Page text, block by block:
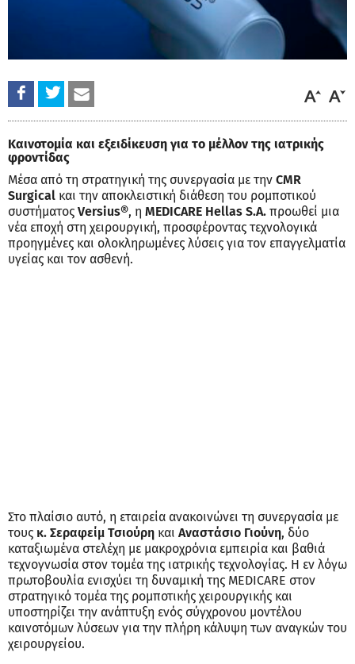
Καινοτομία και εξειδίκευση για το μέλλον της ιατρικής
φροντίδας
Μέσα από τη στρατηγική της συνεργασία με την CMR
Surgical και την αποκλειστική διάθεση του ρομποτικού
συστήματος Versius®, η MEDICARE Hellas S.A. προωθεί μια
νέα εποχή στη χειρουργική, προσφέροντας τεχνολογικά
προηγμένες και ολοκληρωμένες λύσεις για τον επαγγελματία
υγείας και τον ασθενή.
Στο πλαίσιο αυτό, η εταιρεία ανακοινώνει τη συνεργασία με
τους κ. Σεραφείμ Τσιούρη και Αναστάσιο Γιούνη, δύο
καταξιωμένα στελέχη με μακροχρόνια εμπειρία και βαθιά
τεχνογνωσία στον τομέα της ιατρικής τεχνολογίας. Η εν λόγω
πρωτοβουλία ενισχύει τη δυναμική της MEDICARE στον
στρατηγικό τομέα της ρομποτικής χειρουργικής και
υποστηρίζει την ανάπτυξη ενός σύγχρονου μοντέλου
καινοτόμων λύσεων για την πλήρη κάλυψη των αναγκών του
χειρουργείου.